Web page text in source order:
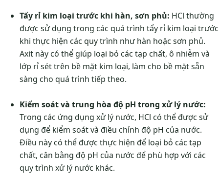
Tẩy rỉ kim loại trước khi hàn, sơn phủ: HCl thường
được sử dụng trong các quá trình tẩy rỉ kim loại trước
khi thực hiện các quy trình như hàn hoặc sơn phủ.
Axit này có thể giúp loại bỏ các tạp chất, ô nhiễm và
lớp rỉ sét trên bề mặt kim loại, làm cho bề mặt sẵn
sàng cho quá trình tiếp theo.
Kiểm soát và trung hòa độ pH trong xử lý nước:
Trong các ứng dụng xử lý nước, HCl có thể được sử
dụng để kiểm soát và điều chỉnh độ pH của nước.
Điều này có thể được thực hiện để loại bỏ các tạp
chất, cân bằng độ pH của nước để phù hợp với các
quy trình xử lý nước khác.